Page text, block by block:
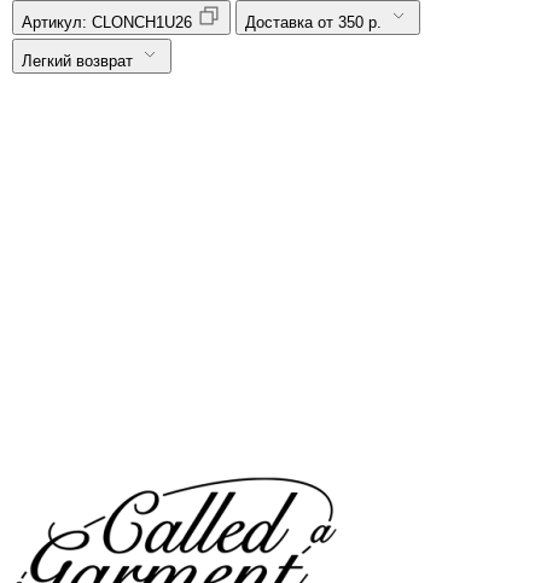
Артикул: CLONCH1U26 Доставка от 350 р.
Легкий возврат